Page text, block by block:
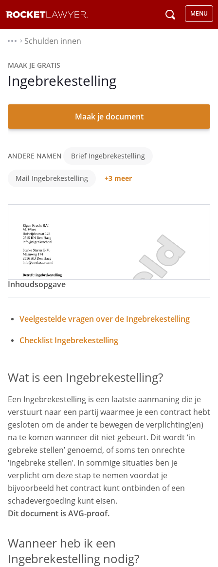
MENU
⌃ Schulden innen
MAAK JE GRATIS
Ingebrekestelling
Maak je document
ANDERE NAMEN Brief Ingebrekestelling
Mail Ingebrekestelling +3 meer
Ingebrekestelling Formulier
Inhoudsopgave
Veelgestelde vragen over de Ingebrekestelling
Checklist Ingebrekestelling
Wat is een Ingebrekestelling?
Een Ingebrekestelling is een laatste aanmaning die je
verstuurt naar een partij waarmee je een contract hebt
gesloten om de ander te bewegen de verplichting(en)
na te komen wanneer dit niet gebeurt. Dit wordt ‘in
gebreke stellen’ genoemd, of soms ten onrechte
‘ingebreke stellen’. In sommige situaties ben je
verplicht om deze stap te nemen voordat je
bijvoorbeeld het contract kunt ontbinden of een
schadevergoeding kunt eisen.
Dit document is AVG-proof.
Wanneer heb ik een
Ingebrekestelling nodig?